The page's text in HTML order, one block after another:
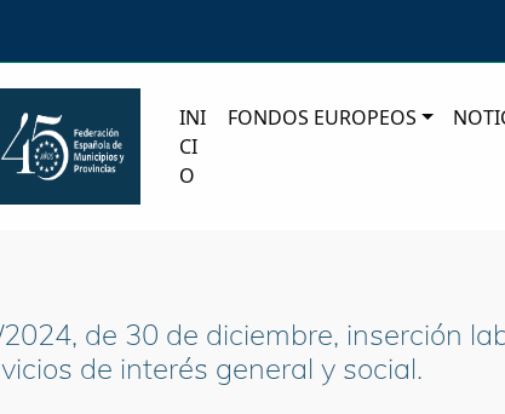
INI
CI
O
FONDOS EUROPEOS
de 30 de diciembre, inserción
de interés general y social.